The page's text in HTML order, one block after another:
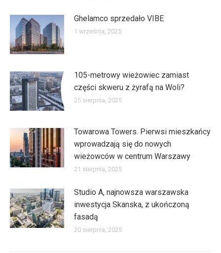
Ghelamco sprzedało VIBE
1 września, 2025
105-metrowy wieżowiec zamiast
części skweru z żyrafą na Woli?
25 sierpnia, 2025
Towarowa Towers. Pierwsi mieszkańcy
wprowadzają się do nowych
wieżowców w centrum Warszawy
21 sierpnia, 2025
Studio A, najnowsza warszawska
inwestycja Skanska, z ukończoną
fasadą
20 sierpnia, 2025